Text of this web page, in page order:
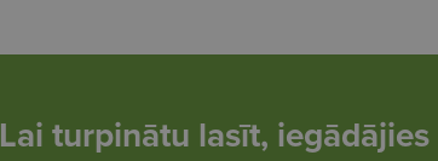
Lai turpinātu lasīt,